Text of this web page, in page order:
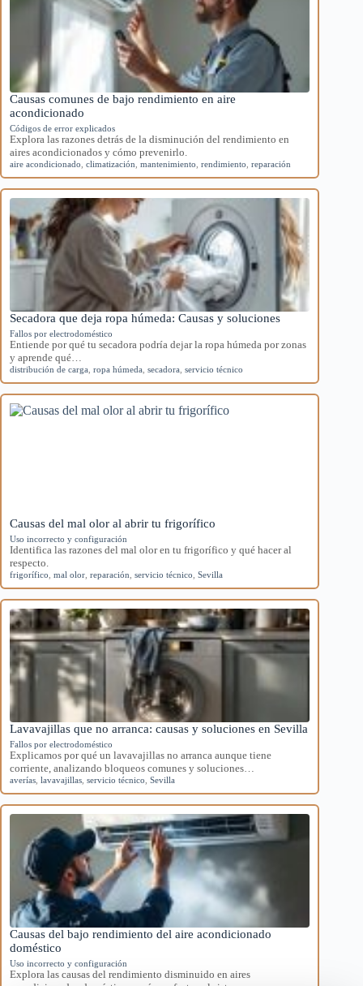
Causas comunes de bajo rendimiento en aire
acondicionado
Códigos de error explicados
Explora las razones detrás de la disminución del rendimiento en
aires acondicionados y cómo prevenirlo.
aire acondicionado climatización mantenimiento rendimiento reparación
Secadora que deja ropa húmeda: Causas y soluciones
Fallos por electrodoméstico
Entiende por qué tu secadora podría dejar la ropa húmeda por zonas
y aprende qué…
distribución de carga ropa húmeda secadora servicio técnico
Causas del mal olor al abrir tu frigorífico
Uso incorrecto y configuración
Identifica las razones del mal olor en tu frigorífico y qué hacer al
respecto.
frigorífico mal olor reparación servicio técnico Sevilla
Lavavajillas que no arranca: causas y soluciones en Sevilla
Fallos por electrodoméstico
Explicamos por qué un lavavajillas no arranca aunque tiene
corriente, analizando bloqueos comunes y soluciones…
averías lavavajillas servicio técnico Sevilla
Causas del bajo rendimiento del aire acondicionado
doméstico
Uso incorrecto y configuración
Explora las causas del rendimiento disminuido en aires